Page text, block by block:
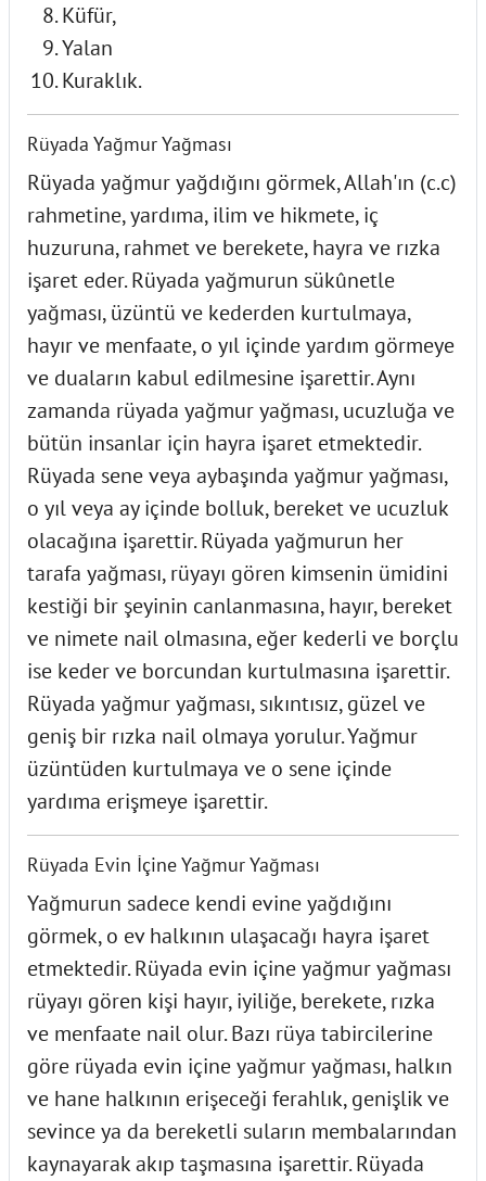
Küfür,
Yalan
Kuraklık.
Rüyada Yağmur Yağması
Rüyada yağmur yağdığını görmek, Allah'ın (c.c)
rahmetine, yardıma, ilim ve hikmete, iç
huzuruna, rahmet ve berekete, hayra ve rızka
işaret eder. Rüyada yağmurun sükûnetle
yağması, üzüntü ve kederden kurtulmaya,
hayır ve menfaate, o yıl içinde yardım görmeye
ve duaların kabul edilmesine işarettir. Aynı
zamanda rüyada yağmur yağması, ucuzluğa ve
bütün insanlar için hayra işaret etmektedir.
Rüyada sene veya aybaşında yağmur yağması,
o yıl veya ay içinde bolluk, bereket ve ucuzluk
olacağına işarettir. Rüyada yağmurun her
tarafa yağması, rüyayı gören kimsenin ümidini
kestiği bir şeyinin canlanmasına, hayır, bereket
ve nimete nail olmasına, eğer kederli ve borçlu
ise keder ve borcundan kurtulmasına işarettir.
Rüyada yağmur yağması, sıkıntısız, güzel ve
geniş bir rızka nail olmaya yorulur. Yağmur
üzüntüden kurtulmaya ve o sene içinde
yardıma erişmeye işarettir.
Rüyada Evin İçine Yağmur Yağması
Yağmurun sadece kendi evine yağdığını
görmek, o ev halkının ulaşacağı hayra işaret
etmektedir. Rüyada evin içine yağmur yağması
rüyayı gören kişi hayır, iyiliğe, berekete, rızka
ve menfaate nail olur. Bazı rüya tabircilerine
göre rüyada evin içine yağmur yağması, halkın
ve hane halkının erişeceği ferahlık, genişlik ve
sevince ya da bereketli suların membalarından
kaynayarak akıp taşmasına işarettir. Rüyada